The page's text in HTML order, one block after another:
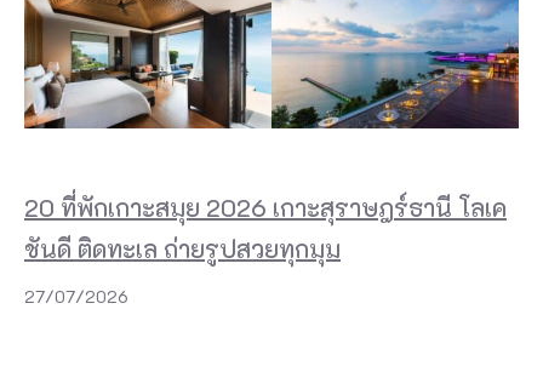
20 ที่พักเกาะสมุย 2026 เกาะสุราษฎร์ธานี โลเค
ชันดี ติดทะเล ถ่ายรูปสวยทุกมุม
27/07/2026